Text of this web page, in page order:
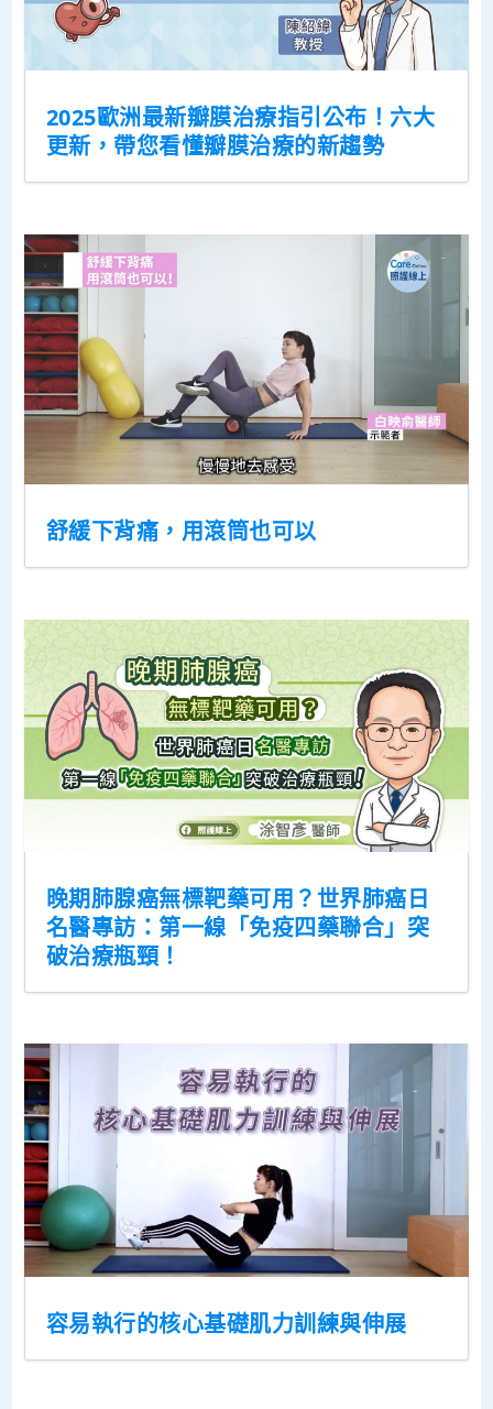
2025歐洲最新瓣膜治療指引公布！六大
更新，帶您看懂瓣膜治療的新趨勢
舒緩下背痛，用滾筒也可以
晚期肺腺癌無標靶藥可用？世界肺癌日
名醫專訪：第一線「免疫四藥聯合」突
破治療瓶頸！
容易執行的核心基礎肌力訓練與伸展